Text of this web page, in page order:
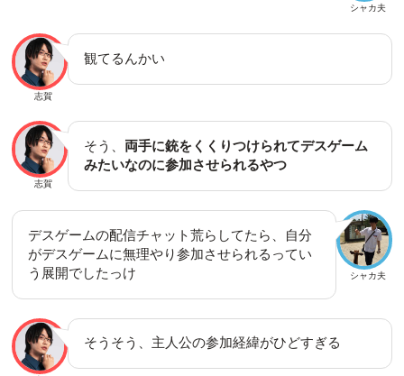
シャカ夫
志賀
観てるんかい
志賀
そう、 両手に銃をくくりつけられてデスゲーム
みたいなのに参加させられるやつ
シャカ夫
デスゲームの配信チャット荒らしてたら、自分
がデスゲームに無理やり参加させられるってい
う展開でしたっけ
そうそう、主人公の参加経緯がひどすぎる